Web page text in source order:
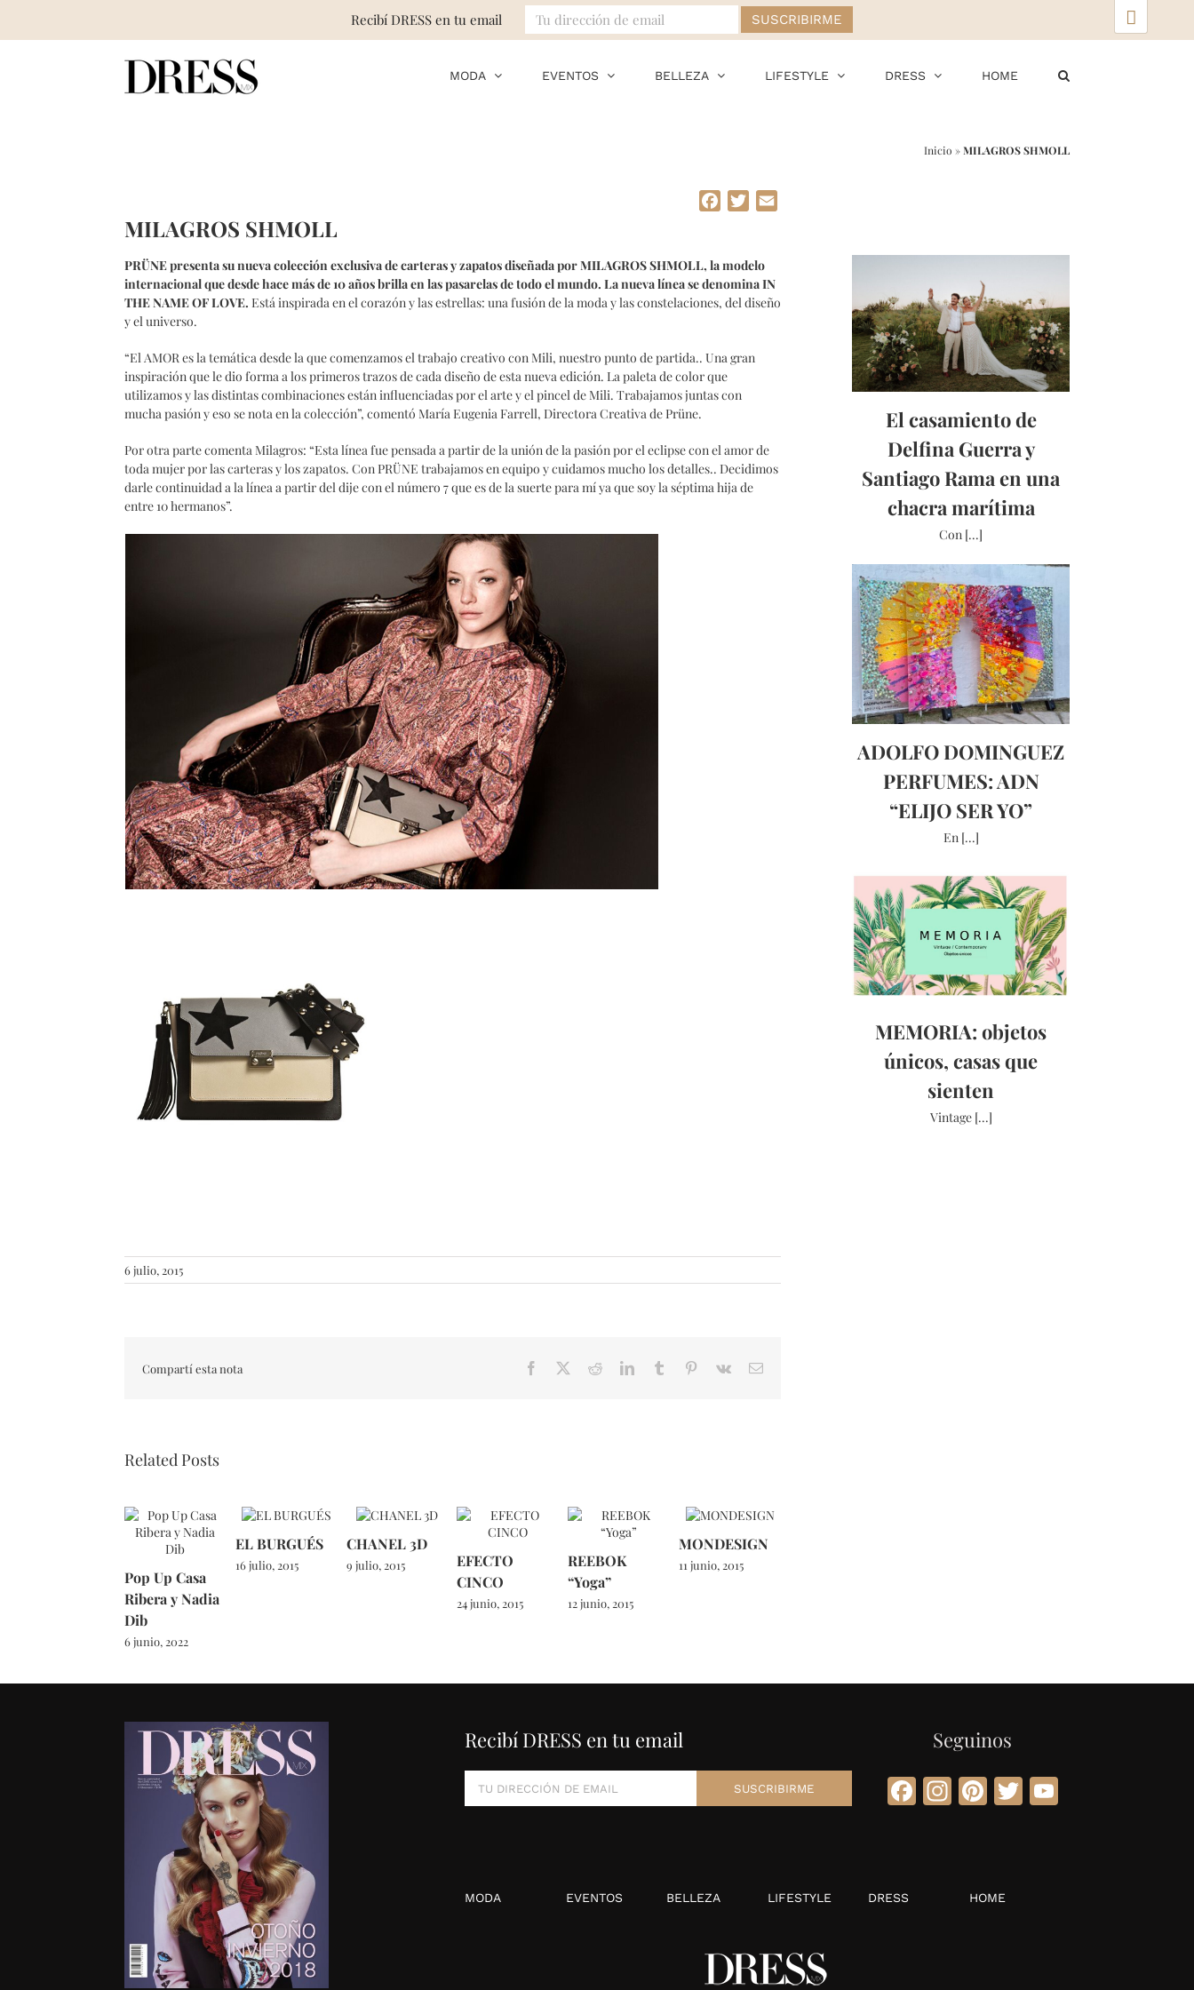
MODA EVENTOS BELLEZA LIFESTYLE DRESS HOME
Inicio »MILAGROS SHMOLL
Facebook
Twitter
MILAGROS SHMOLL
PRÜNEpresenta su nueva colección exclusiva de carteras y zapatos diseñada por MILAGROS SHMOLL, la modelo
internacional que desde hace más de 10 años brilla en las pasarelas de todo el mundo. La nueva línea se denomina IN
THE NAME OF LOVE. Está inspirada en el corazón y las estrellas: una fusión de la moda y las constelaciones, del diseño
y el universo.
“El AMOR es la temática desde la que comenzamos el trabajo creativo con Mili, nuestro punto de partida.. Una gran
inspiración que le dio forma a los primeros trazos de cada diseño de esta nueva edición. La paleta de color que
utilizamos y las distintas combinaciones están influenciadas por el arte y el pincel de Mili. Trabajamos juntas con
mucha pasión y eso se nota en la colección”, comentó María Eugenia Farrell, Directora Creativa de Prüne.
Por otra parte comenta Milagros: “Esta línea fue pensada a partir de la unión de la pasión por el eclipse con el amor de
toda mujer por las carteras y los zapatos. Con PRÜNE trabajamos en equipo y cuidamos mucho los detalles.. Decidimos
darle continuidad a la línea a partir del dije con el número 7 que es de la suerte para mí ya que soy la séptima hija de
entre 10 hermanos”.
6 julio, 2015
Compartí esta nota Facebook RedditLinkedInTumblr Pinterest
Vk Email
Related Posts
Pop Up Casa
Ribera y Nadia
Dib
6 junio, 2022
EL BURGUÉS
16 julio, 2015
CHANEL 3D
9 julio, 2015
EFECTO
CINCO
24 junio, 2015
REEBOK
“Yoga”
12 junio, 2015
MONDESIGN
11 junio, 2015
El casamiento de
Delfina Guerra y
Santiago Rama en una
chacra marítima
Con [...]
ADOLFO DOMINGUEZ
PERFUMES: ADN
“ELIJO SER YO”
En [...]
MEMORIA: objetos
únicos, casas que
sienten
Vintage [...]
Recibí DRESS en tu email Seguinos
Facebook
Instagram
Pinterest
TwitterYouTube
MODA EVENTOS BELLEZA LIFESTYLE DRESS HOME
Recibí DRESS en tu email